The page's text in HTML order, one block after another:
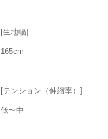
[生地幅]
165cm
[テンション（伸縮率）]
低〜中